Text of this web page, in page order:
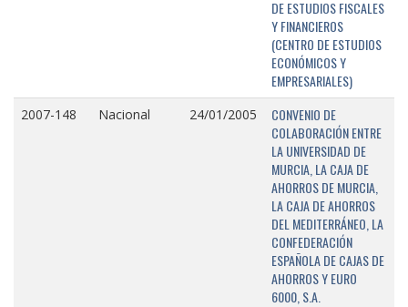
DE ESTUDIOS FISCALES
Y FINANCIEROS
(CENTRO DE ESTUDIOS
ECONÓMICOS Y
EMPRESARIALES)
2007-148 Nacional 24/01/2005
CONVENIO DE
COLABORACIÓN ENTRE
LA UNIVERSIDAD DE
MURCIA, LA CAJA DE
AHORROS DE MURCIA,
LA CAJA DE AHORROS
DEL MEDITERRÁNEO, LA
CONFEDERACIÓN
ESPAÑOLA DE CAJAS DE
AHORROS Y EURO
6000, S.A.